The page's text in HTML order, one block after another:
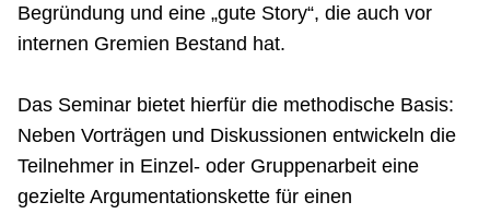
Begründung und eine „gute Story“, die auch vor
internen Gremien Bestand hat.
Das Seminar bietet hierfür die methodische Basis:
Neben Vorträgen und Diskussionen entwickeln die
Teilnehmer in Einzel- oder Gruppenarbeit eine
gezielte Argumentationskette für einen